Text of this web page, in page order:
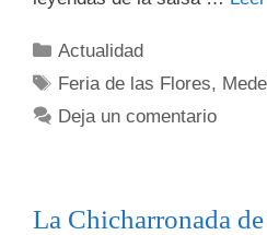
Actualidad
Feria de las Flores,
Deja un comentario
La Chicharronada